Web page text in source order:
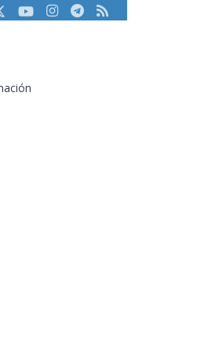
TwitterYoutubeInstagram
Telegram
RSS